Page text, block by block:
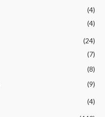
(4)
(4)
(24)
(7)
(8)
(9)
(4)